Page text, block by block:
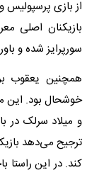
از بازی پرسپولیس
بازیکنان اصلی
سورپرایز شده و
همچنین یعقوب
خوشحال بود. این
و میلاد سرلک در
ترجیح می‌دهد
کند. در این راستا